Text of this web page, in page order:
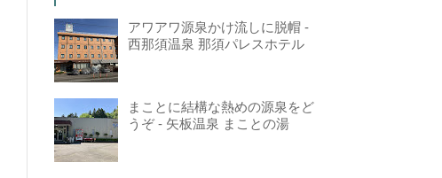
アワアワ源泉かけ流しに脱帽 -
西那須温泉 那須パレスホテル
まことに結構な熱めの源泉をど
うぞ - 矢板温泉 まことの湯